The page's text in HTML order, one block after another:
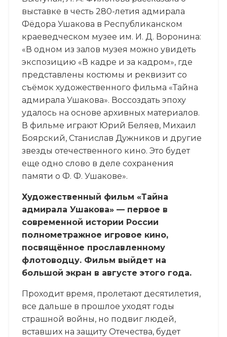
выставке в честь 280-летия адмирала
Фёдора Ушакова в Республиканском
краеведческом музее им. И. Д. Воронина:
«В одном из залов музея можно увидеть
экспозицию «В кадре и за кадром», где
представлены костюмы и реквизит со
съёмок художественного фильма «Тайна
адмирала Ушакова». Воссоздать эпоху
удалось на основе архивных материалов.
В фильме играют Юрий Беляев, Михаил
Боярский, Станислав Дужников и другие
звезды отечественного кино. Это будет
еще одно слово в деле сохранения
памяти о Ф. Ф. Ушакове».
Художественный фильм «Тайна
адмирала Ушакова» — первое в
современной истории России
полнометражное игровое кино,
посвящённое прославленному
флотоводцу. Фильм выйдет на
большой экран в августе этого года.
Проходит время, пролетают десятилетия,
все дальше в прошлое уходят годы
страшной войны, но подвиг людей,
вставших на защиту Отечества, будет